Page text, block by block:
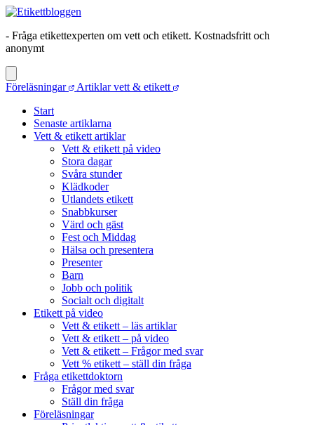
- Fråga etikettexperten om vett och etikett. Kostnadsfritt och
anonymt
Föreläsningar
Artiklar vett & etikett
Start
Senaste artiklarna
Vett & etikett artiklar
Vett & etikett på video
Stora dagar
Svåra stunder
Klädkoder
Utlandets etikett
Snabbkurser
Värd och gäst
Fest och Middag
Hälsa och presentera
Presenter
Barn
Jobb och politik
Socialt och digitalt
Etikett på video
Vett & etikett – läs artiklar
Vett & etikett – på video
Vett & etikett – Frågor med svar
Vett % etikett – ställ din fråga
Fråga etikettdoktorn
Frågor med svar
Ställ din fråga
Föreläsningar